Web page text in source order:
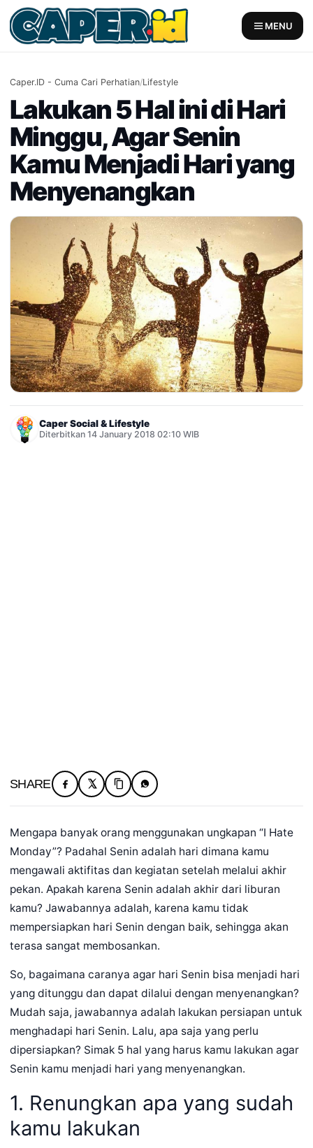
Skip
to
content
MENU
Caper.ID - Cuma Cari Perhatian/Lifestyle
Lakukan 5 Hal ini di Hari
Minggu, Agar Senin
Kamu Menjadi Hari yang
Menyenangkan
Caper Social & Lifestyle
Diterbitkan 14 January 2018 02:10 WIB
SHARE
Mengapa banyak orang menggunakan ungkapan “I Hate
Monday”? Padahal Senin adalah hari dimana kamu
mengawali aktifitas dan kegiatan setelah melalui akhir
pekan. Apakah karena Senin adalah akhir dari liburan
kamu? Jawabannya adalah, karena kamu tidak
mempersiapkan hari Senin dengan baik, sehingga akan
terasa sangat membosankan.
So, bagaimana caranya agar hari Senin bisa menjadi hari
yang ditunggu dan dapat dilalui dengan menyenangkan?
Mudah saja, jawabannya adalah lakukan persiapan untuk
menghadapi hari Senin. Lalu, apa saja yang perlu
dipersiapkan? Simak 5 hal yang harus kamu lakukan agar
Senin kamu menjadi hari yang menyenangkan.
1. Renungkan apa yang sudah
kamu lakukan